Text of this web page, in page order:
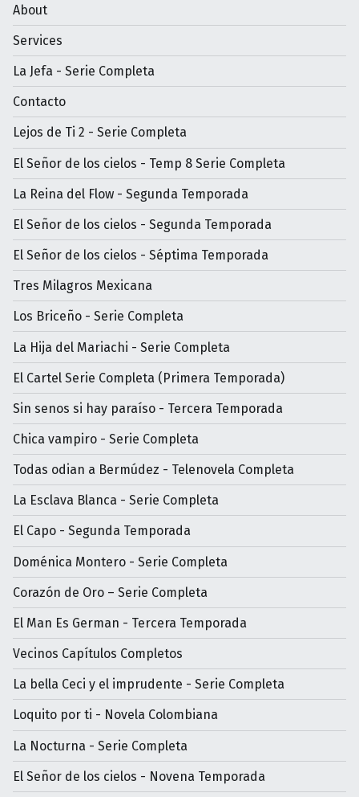
About
Services
La Jefa - Serie Completa
Contacto
Lejos de Ti 2 - Serie Completa
El Señor de los cielos - Temp 8 Serie Completa
La Reina del Flow - Segunda Temporada
El Señor de los cielos - Segunda Temporada
El Señor de los cielos - Séptima Temporada
Tres Milagros Mexicana
Los Briceño - Serie Completa
La Hija del Mariachi - Serie Completa
El Cartel Serie Completa (Primera Temporada)
Sin senos si hay paraíso - Tercera Temporada
Chica vampiro - Serie Completa
Todas odian a Bermúdez - Telenovela Completa
La Esclava Blanca - Serie Completa
El Capo - Segunda Temporada
Doménica Montero - Serie Completa
Corazón de Oro – Serie Completa
El Man Es German - Tercera Temporada
Vecinos Capítulos Completos
La bella Ceci y el imprudente - Serie Completa
Loquito por ti - Novela Colombiana
La Nocturna - Serie Completa
El Señor de los cielos - Novena Temporada